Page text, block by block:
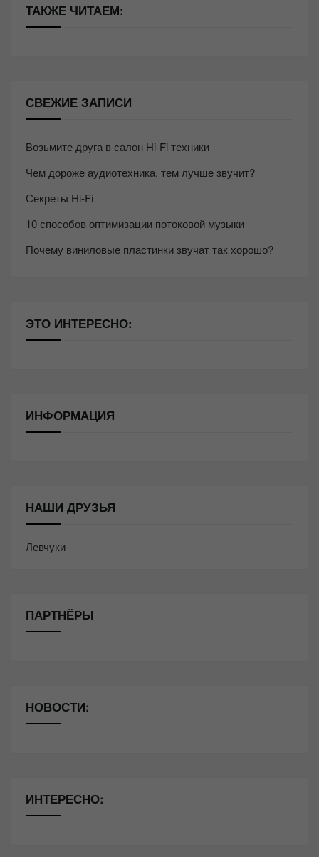
ТАКЖЕ ЧИТАЕМ:
СВЕЖИЕ ЗАПИСИ
Возьмите друга в салон Hi-Fi техники
Чем дороже аудиотехника, тем лучше звучит?
Секреты Hi-Fi
10 способов оптимизации потоковой музыки
Почему виниловые пластинки звучат так хорошо?
ЭТО ИНТЕРЕСНО:
ИНФОРМАЦИЯ
НАШИ ДРУЗЬЯ
Левчуки
ПАРТНЁРЫ
НОВОСТИ:
ИНТЕРЕСНО: